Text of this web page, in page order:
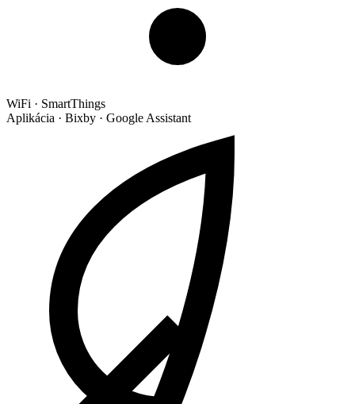
WiFi · SmartThings
Aplikácia · Bixby · Google Assistant